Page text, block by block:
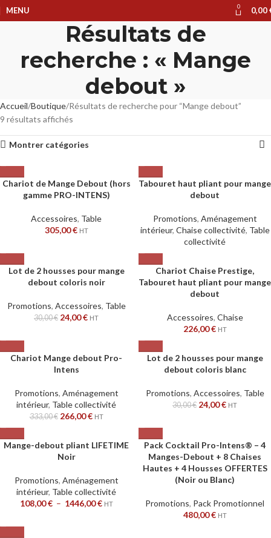
MENU 0 0,00
Résultats de
recherche : « Mange
debout »
Accueil Boutique Résultats de recherche pour “Mange debout”
9 résultats affichés
Montrer catégories
Chariot de Mange Debout (hors
gamme PRO-INTENS)
Accessoires, Table
305,00€ HT
Tabouret haut pliant pour mange
debout
Promotions, Aménagement
intérieur, Chaise collectivité, Table
collectivité
Lot de 2 housses pour mange
debout coloris noir
Promotions, Accessoires, Table
30,00€ 24,00€ HT
Chariot Chaise Prestige,
Tabouret haut pliant pour mange
debout
Accessoires, Chaise
226,00€ HT
Chariot Mange debout Pro-
Intens
Promotions, Aménagement
intérieur, Table collectivité
333,00€ 266,00€ HT
Lot de 2 housses pour mange
debout coloris blanc
Promotions, Accessoires, Table
30,00€ 24,00€ HT
Mange-debout pliant LIFETIME
Noir
Promotions, Aménagement
intérieur, Table collectivité
108,00€ – 1446,00€ HT
Pack Cocktail Pro-Intens® – 4
Manges-Debout + 8 Chaises
Hautes + 4 Housses OFFERTES
(Noir ou Blanc)
Promotions, Pack Promotionnel
480,00€ HT